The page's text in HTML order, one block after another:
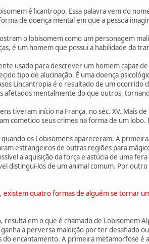
é licantropo. Essa palavra vem do
de doença mental em que a pessoa
o lobisomem como um personagem
é um homem que possui a habilidade da
usado para descrever um homem capaz
tipo de alucinação. É uma doença
Lincantropia é o resultado de um
afetados mentalmente do que outros,
tiveram início na França, no séc. XV. Mais
cometido seus crimes na forma de um
os Lobisomens apareceram. A
estrangeiros de outras regiões para
a aquisição da força e astúcia de uma
distingui-los de um animal comum. Por
existem quatro formas de alguém se tornar
resulta em o que é chamado de Lobisomem
a perversa maldição por ter desafiado
do encantamento. A primeira metamorfose é